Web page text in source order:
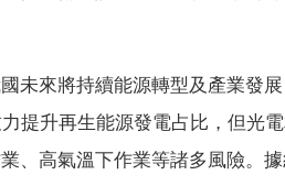
未來將持續能源轉型及產業發
提升再生能源發電占比，但光
、高氣溫下作業等諸多風險。